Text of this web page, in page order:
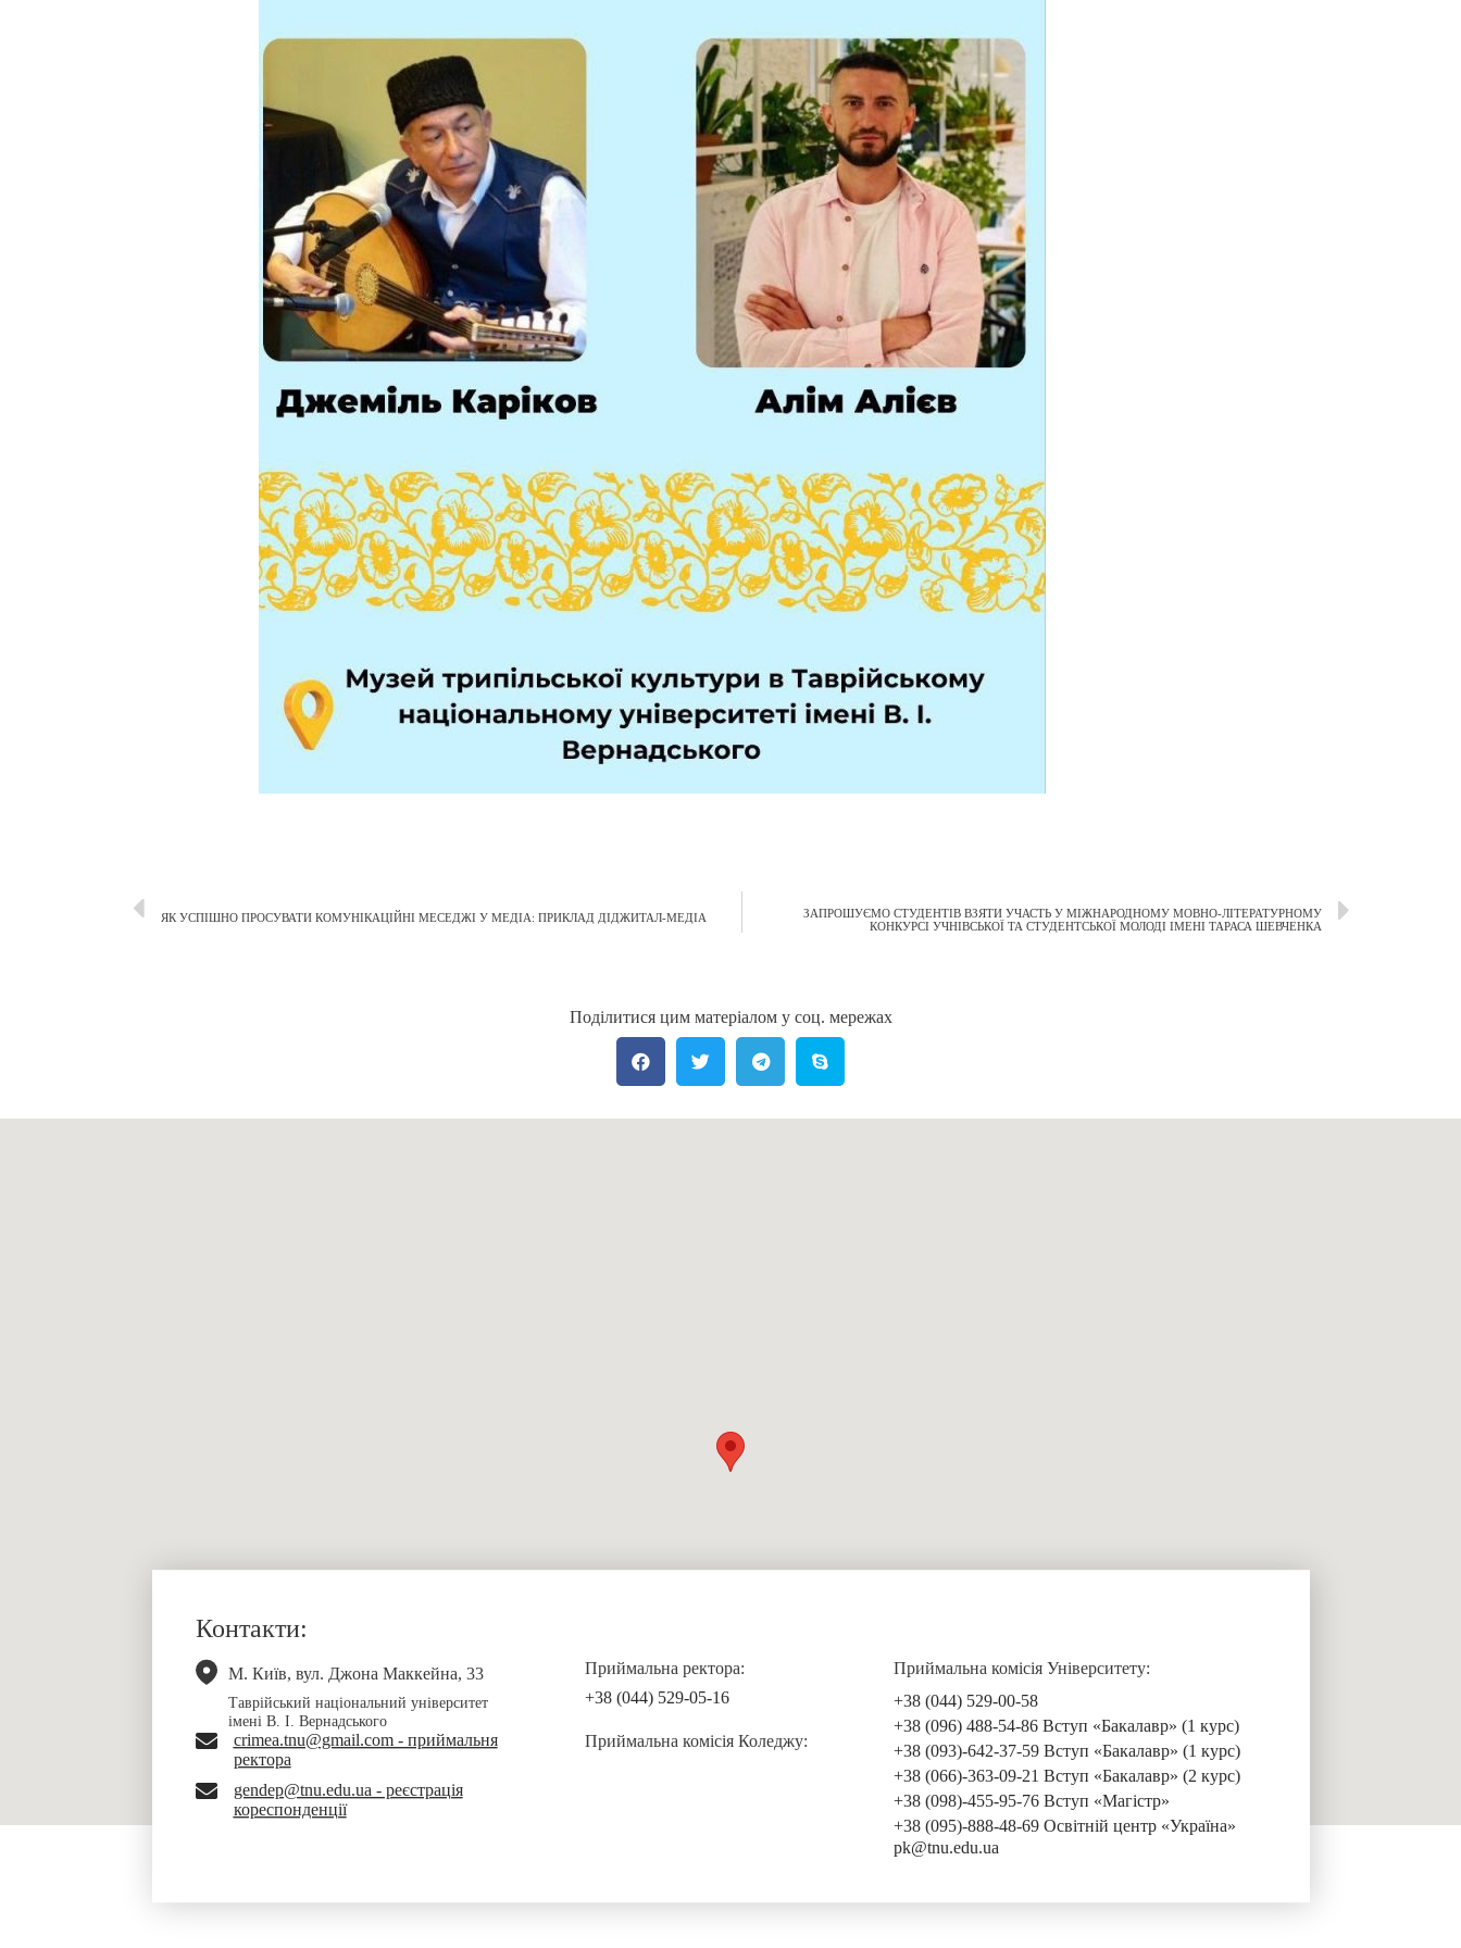
ЯК УСПІШНО ПРОСУВАТИ КОМУНІКАЦІЙНІ МЕСЕДЖІ У МЕДІА: ПРИКЛАД ДІДЖИТАЛ-МЕДІА
ЗАПРОШУЄМО СТУДЕНТІВ ВЗЯТИ УЧАСТЬ У МІЖНАРОДНОМУ МОВНО-ЛІТЕРАТУРНОМУ
КОНКУРСІ УЧНІВСЬКОЇ ТА СТУДЕНТСЬКОЇ МОЛОДІ ІМЕНІ ТАРАСА ШЕВЧЕНКА
Поділитися цим матеріалом у соц. мережах
Контакти:
М. Київ, вул. Джона Маккейна, 33
Таврійський національний університет
імені В. І. Вернадського
crimea.tnu@gmail.com - приймальня
ректора
gendep@tnu.edu.ua - реєстрація
кореспонденції
Приймальна ректора:
+38 (044) 529-05-16
Приймальна комісія Коледжу:
Приймальна комісія Університету:
+38 (044) 529-00-58
+38 (096) 488-54-86 Вступ «Бакалавр» (1 курс)
+38 (093)-642-37-59 Вступ «Бакалавр» (1 курс)
+38 (066)-363-09-21 Вступ «Бакалавр» (2 курс)
+38 (098)-455-95-76 Вступ «Магістр»
+38 (095)-888-48-69 Освітній центр «Україна»
pk@tnu.edu.ua